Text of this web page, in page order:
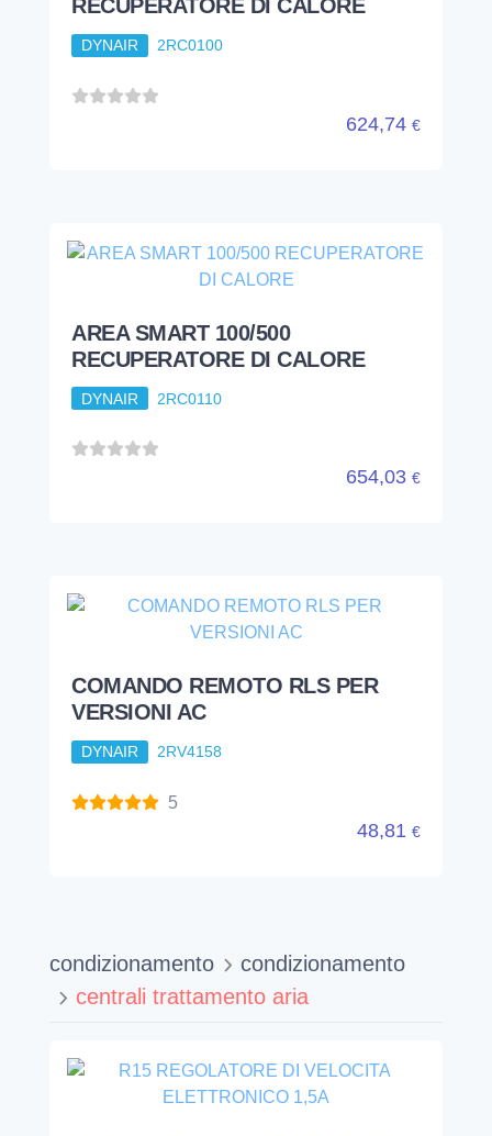
RECUPERATORE DI CALORE
DYNAIR 2RC0100
624,74 €
AREA SMART 100/500
RECUPERATORE DI CALORE
DYNAIR 2RC0110
654,03 €
COMANDO REMOTO RLS PER
VERSIONI AC
DYNAIR 2RV4158
5
48,81 €
condizionamento
condizionamento
centrali trattamento aria